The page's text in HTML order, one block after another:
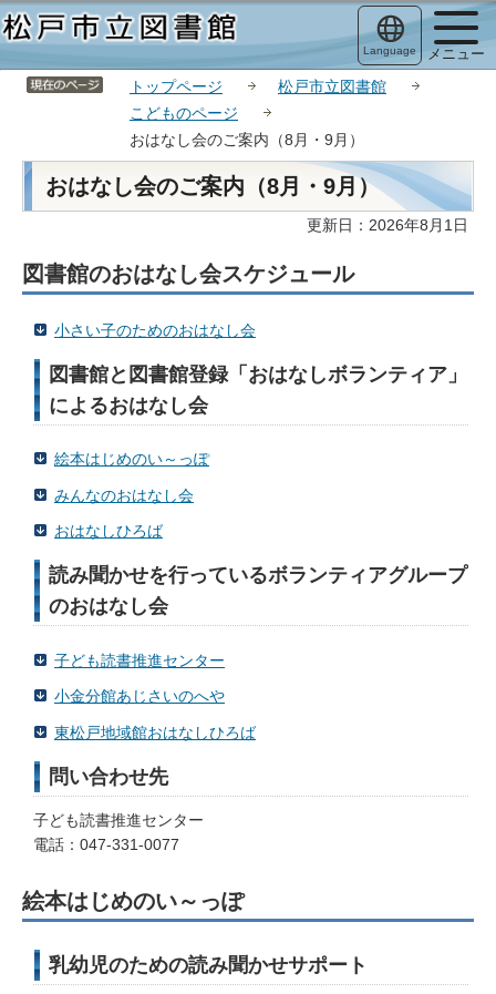
こ
の
サ
イ
このページの本文へ移動
Language メニュー
サイトメニューここまで
トップページ
松戸市立図書館
こどものページ
おはなし会のご案内（8月・9月）
本
か
ら
おはなし会のご案内（8月・9月）
更新日：2026年8月1日
図書館のおはなし会スケジュール
小さい子のためのおはなし会
図書館と図書館登録「おはなしボランティア」
によるおはなし会
絵本はじめのい～っぽ
みんなのおはなし会
おはなしひろば
読み聞かせを行っているボランティアグループ
のおはなし会
子ども読書推進センター
小金分館あじさいのへや
東松戸地域館おはなしひろば
問い合わせ先
子ども読書推進センター
電話：047-331-0077
絵本はじめのい～っぽ
乳幼児のための読み聞かせサポート